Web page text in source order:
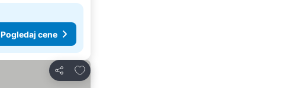
Pogledaj cene
Deli
Dodati u favorite